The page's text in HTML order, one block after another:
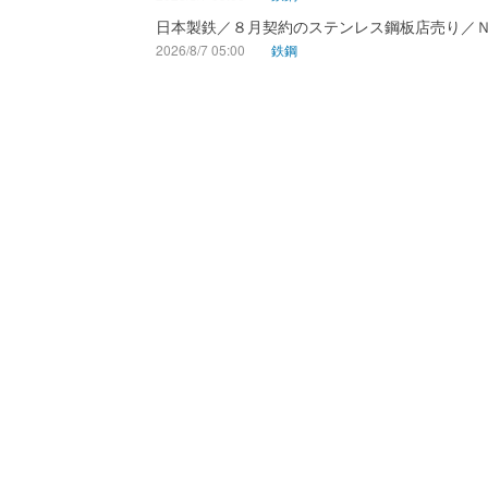
日本製鉄／８月契約のステンレス鋼板店売り／
2026/8/7 05:00 鉄鋼